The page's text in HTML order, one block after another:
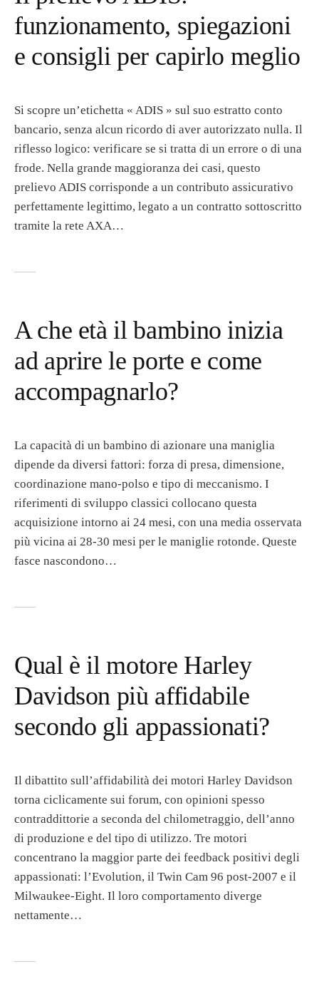
funzionamento, spiegazioni
e consigli per capirlo meglio
Si scopre un’etichetta « ADIS » sul suo estratto conto
bancario, senza alcun ricordo di aver autorizzato nulla. Il
riflesso logico: verificare se si tratta di un errore o di una
frode. Nella grande maggioranza dei casi, questo
prelievo ADIS corrisponde a un contributo assicurativo
perfettamente legittimo, legato a un contratto sottoscritto
tramite la rete AXA…
A che età il bambino inizia
ad aprire le porte e come
accompagnarlo?
La capacità di un bambino di azionare una maniglia
dipende da diversi fattori: forza di presa, dimensione,
coordinazione mano-polso e tipo di meccanismo. I
riferimenti di sviluppo classici collocano questa
acquisizione intorno ai 24 mesi, con una media osservata
più vicina ai 28-30 mesi per le maniglie rotonde. Queste
fasce nascondono…
Qual è il motore Harley
Davidson più affidabile
secondo gli appassionati?
Il dibattito sull’affidabilità dei motori Harley Davidson
torna ciclicamente sui forum, con opinioni spesso
contraddittorie a seconda del chilometraggio, dell’anno
di produzione e del tipo di utilizzo. Tre motori
concentrano la maggior parte dei feedback positivi degli
appassionati: l’Evolution, il Twin Cam 96 post-2007 e il
Milwaukee-Eight. Il loro comportamento diverge
nettamente…